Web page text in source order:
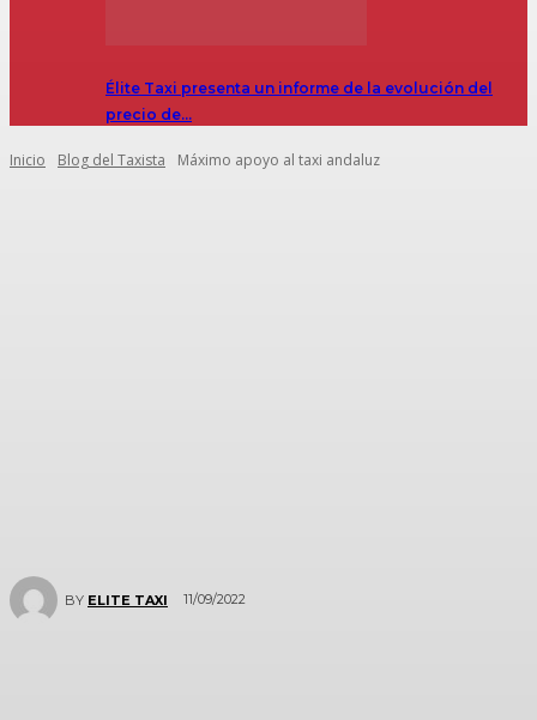
Élite Taxi presenta un informe de la evolución del
precio de…
Inicio Blog del Taxista Máximo apoyo al taxi andaluz
BY ELITE TAXI 11/09/2022